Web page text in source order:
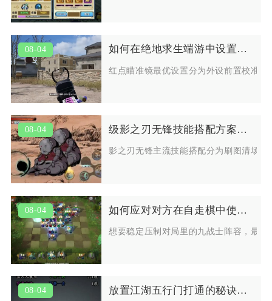
08-04 如何在绝地求生端游中设置红点瞄准镜
红点瞄准镜最优设置分为外设前置校准
08-04 级影之刃无锋技能搭配方案有什么值得推荐的
影之刃无锋主流技能搭配分为刷图清场
08-04 如何应对对方在自走棋中使用的九战士阵容
想要稳定压制对局里的九战士阵容，最
08-04 放置江湖五行门打通的秘诀是什么